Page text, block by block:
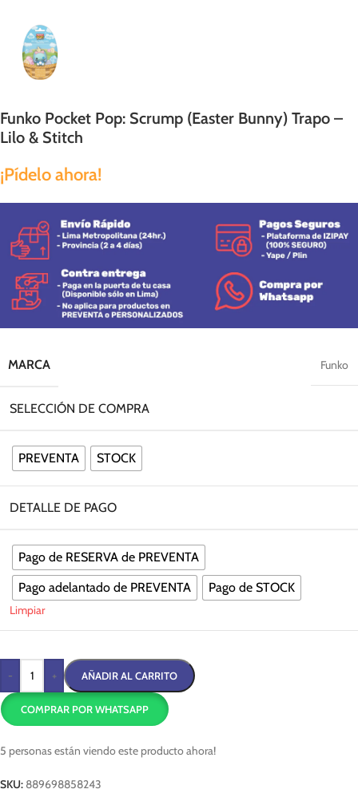
Funko Pocket Pop: Scrump (Easter Bunny) Trapo –
Lilo & Stitch
¡Pídelo ahora!
MARCA Funko
SELECCIÓN DE COMPRA
PREVENTA STOCK
DETALLE DE PAGO
Pago de RESERVA de PREVENTA
Pago adelantado de PREVENTA
Pago de STOCK
Limpiar
- + AÑADIR AL CARRITO
COMPRAR POR WHATSAPP
5 personas están viendo este producto ahora!
SKU: 889698858243